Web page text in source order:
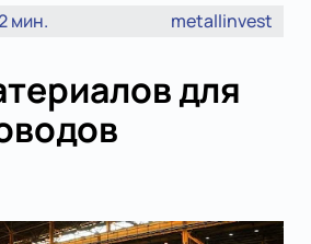
мин. metallinvest
для